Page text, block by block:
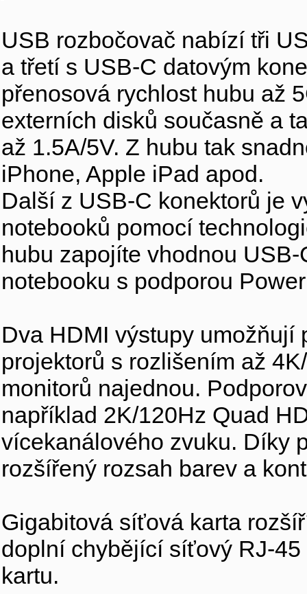
USB rozbočovač nabízí tři
a třetí s USB-C datovým
přenosová rychlost hubu až
externích disků současně a
až 1.5A/5V. Z hubu tak
iPhone, Apple iPad apod.
Další z USB-C konektorů je
notebooků pomocí
hubu zapojíte vhodnou
notebooku s podporou
Dva HDMI výstupy
projektorů s rozlišením až
monitorů najednou.
například 2K/120Hz Quad
vícekanálového zvuku. Díky
rozšířený rozsah barev a
Gigabitová síťová karta
doplní chybějící síťový RJ-
kartu.